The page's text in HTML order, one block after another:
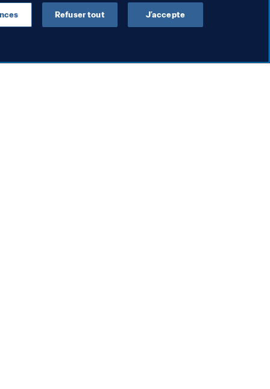
Refuser tout J’accepte